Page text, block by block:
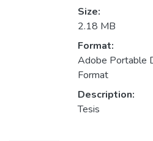
Size:
2.18 MB
Format:
Adobe Portable
Format
Description:
Tesis